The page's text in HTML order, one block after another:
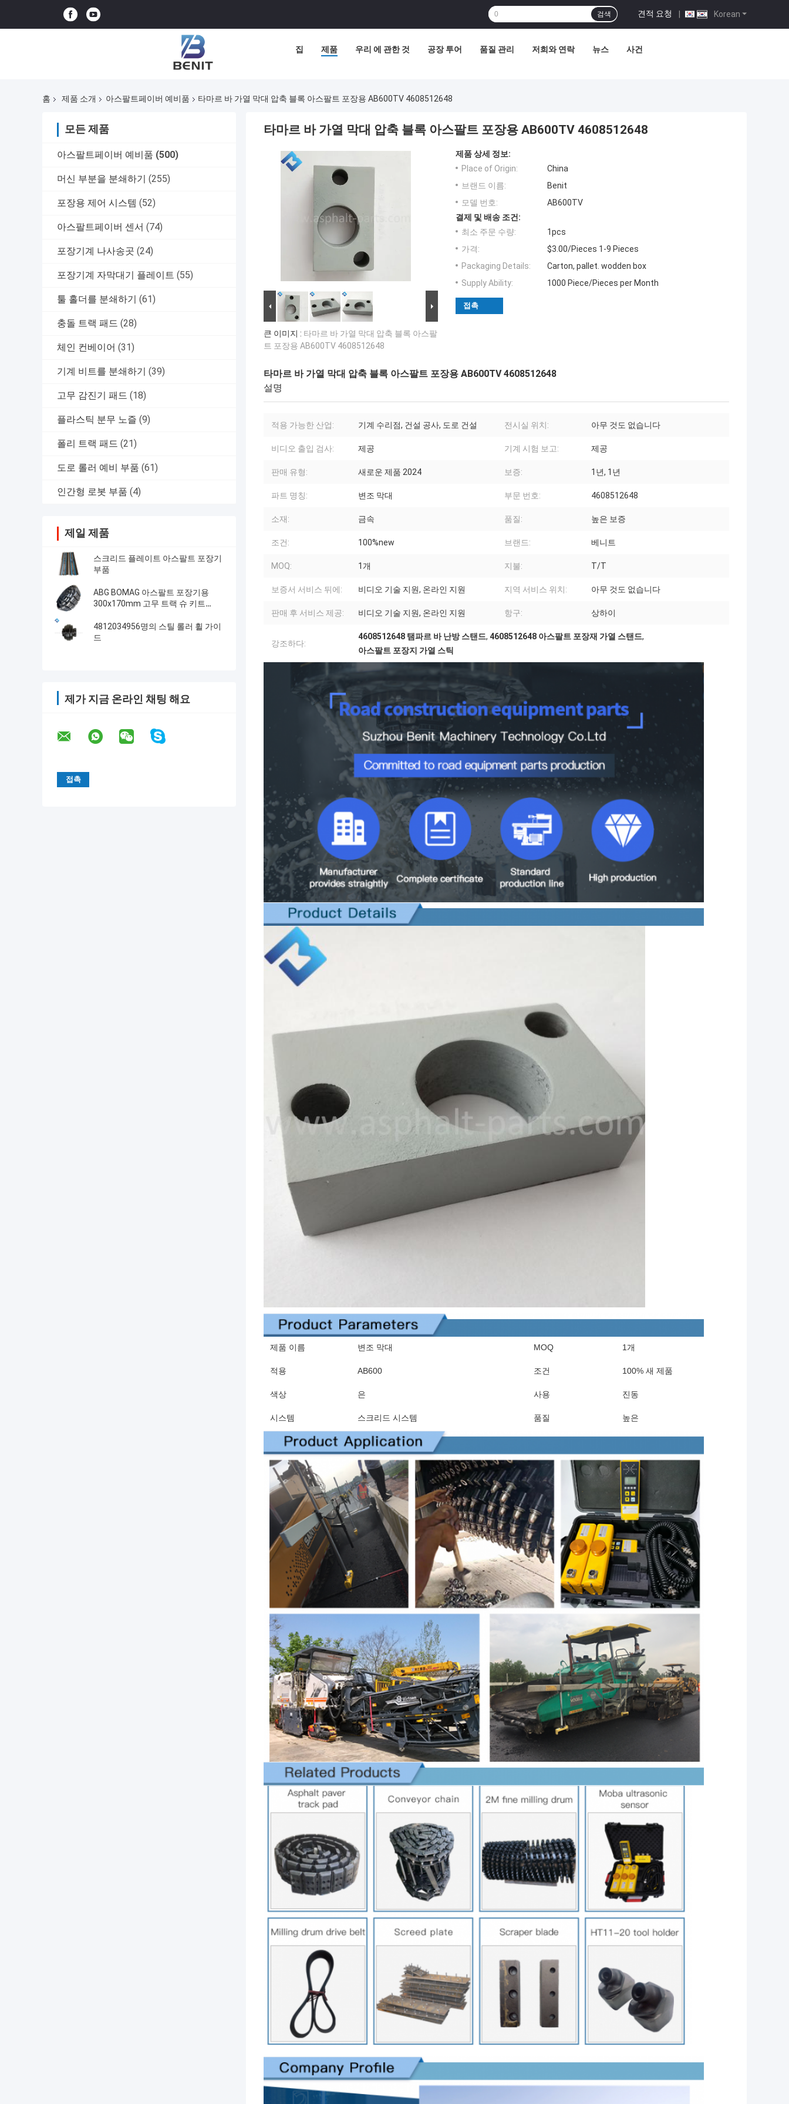
Korean
견적 요청 |
검색
집 제품 우리 에 관한 것 공장 투어 품질 관리 저희와 연락 뉴스 사건
홈 제품 소개 아스팔트페이버 예비품 타마르 바 가열 막대 압축 블록 아스팔트 포장용 AB600TV 4608512648
모든 제품
아스팔트페이버 예비품 (500)
머신 부분을 분쇄하기 (255)
포장용 제어 시스템 (52)
아스팔트페이버 센서 (74)
포장기계 나사송곳 (24)
포장기계 자막대기 플레이트 (55)
툴 홀더를 분쇄하기 (61)
충돌 트랙 패드 (28)
체인 컨베이어 (31)
기계 비트를 분쇄하기 (39)
고무 감진기 패드 (18)
플라스틱 분무 노즐 (9)
폴리 트랙 패드 (21)
도로 롤러 예비 부품 (61)
인간형 로봇 부품 (4)
제일 제품
스크리드 플레이트 아스팔트 포장기
부품
ABG BOMAG 아스팔트 포장기용
300x170mm 고무 트랙 슈 키트
4812034956명의 스틸 롤러 휠 가이
드
제가 지금 온라인 채팅 해요
타마르 바 가열 막대 압축 블록 아스팔트 포장용 AB600TV 4608512648
큰 이미지 : 타마르 바 가열 막대 압축 블록 아스팔
트 포장용 AB600TV 4608512648
제품 상세 정보:
Place of Origin:
China
브랜드 이름:
Benit
모델 번호:
AB600TV
결제 및 배송 조건:
최소 주문 수량:
1pcs
가격:
$3.00/Pieces 1-9 Pieces
Packaging Details:
Carton, pallet. wodden box
Supply Ability:
1000 Piece/Pieces per Month
접촉
타마르 바 가열 막대 압축 블록 아스팔트 포장용 AB600TV 4608512648
설명
적용 가능한 산업: 기계 수리점, 건설 공사, 도로 건설 전시실 위치: 아무 것도 없습니다
비디오 출입 검사: 제공 기계 시험 보고: 제공
판매 유형: 새로운 제품 2024 보증: 1년, 1년
파트 명칭: 변조 막대 부문 번호: 4608512648
소재: 금속 품질: 높은 보증
조건: 100%new 브랜드: 베니트
MOQ: 1개 지불: T/T
보증서 서비스 뒤에: 비디오 기술 지원, 온라인 지원 지역 서비스 위치: 아무 것도 없습니다
판매 후 서비스 제공: 비디오 기술 지원, 온라인 지원 항구: 상하이
강조하다:
4608512648 탬파르 바 난방 스탠드, 4608512648 아스팔트 포장재 가열 스탠드,
아스팔트 포장지 가열 스틱
제품 이름 변조 막대 MOQ 1개
적용 AB600 조건 100% 새 제품
색상 은 사용 진동
시스템 스크리드 시스템 품질 높은